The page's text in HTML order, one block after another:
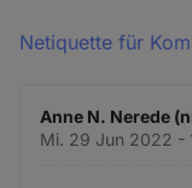
Netiquette für
Anne N. Nerede
Mi. 29 Jun 2022 -